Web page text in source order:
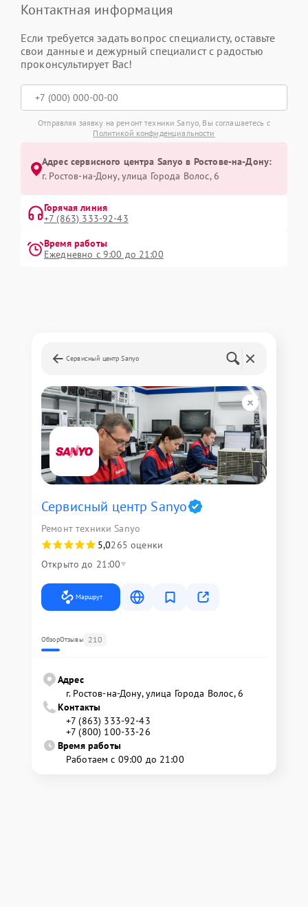
Контактная информация
Если требуется задать вопрос специалисту, оставьте
свои данные и дежурный специалист с радостью
проконсультирует Вас!
Отправляя заявку на ремонт техники Sanyo, Вы соглашаетесь с
Политикой конфиденциальности
Адрес сервисного центра Sanyo в Ростове-на-Дону:
г. Ростов-на-Дону, улица Города Волос, 6
Горячая линия
+7 (863) 333-92-43
Время работы
Ежедневно с 9:00 до 21:00
Сервисный центр Sanyo
Сервисный центр Sanyo
Ремонт техники Sanyo
5,0265 оценки
Открыто до 21:00
Маршрут
ОбзорОтзывы 210
Адрес
г. Ростов-на-Дону, улица Города Волос, 6
Контакты
+7 (863) 333-92-43
+7 (800) 100-33-26
Время работы
Работаем с 09:00 до 21:00